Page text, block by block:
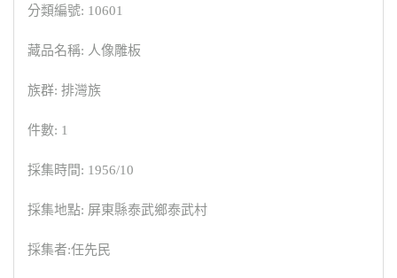
分類編號: 10601
藏品名稱: 人像雕板
族群: 排灣族
件數: 1
採集時間: 1956/10
採集地點: 屏東縣泰武鄉泰武村
採集者:任先民